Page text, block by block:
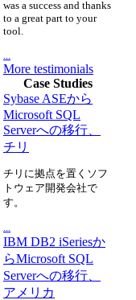
was a success and thanks
to a great part to your
tool.
More testimonials
Case Studies
Sybase ASEから
Microsoft SQL
Serverへの移行、
チリ
チリに拠点を置くソフ
トウェア開発会社で
す。
IBM DB2 iSeriesか
らMicrosoft SQL
Serverへの移行、
アメリカ